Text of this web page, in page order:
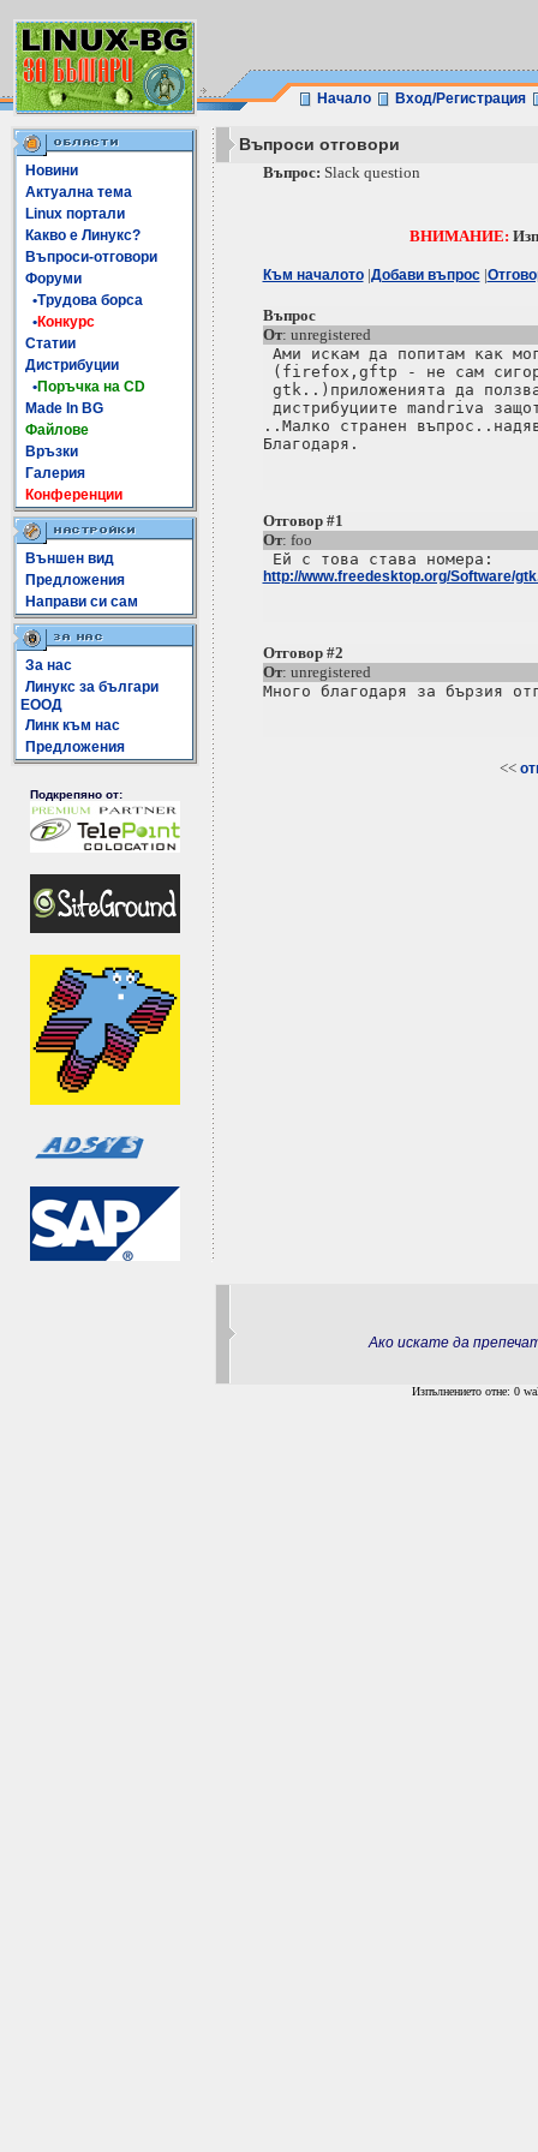
Начало Вход/Регистрация
Новини
Актуална тема
Linux портали
Какво е Линукс?
Въпроси-отговори
Форуми
•Трудова борса
•Конкурс
Статии
Дистрибуции
•Поръчка на CD
Made In BG
Файлове
Връзки
Галерия
Конференции
Външен вид
Предложения
Направи си сам
За нас
Линукс за българи
ЕООД
Линк към нас
Предложения
Подкрепяно от:
Въпроси отговори
Въпрос: Slack question
ВНИМАНИЕ:
Към началото|Добави въпрос|
Въпрос
От: unregistered
Ами искам да попитам как
(firefox,gftp - не сам
gtk..)приложенията да
дистрибуциите mandriva
..Малко странен
Отговор #1
От: foo
http://www.freedesktop.org/Software/
Отговор #2
От: unregistered
<<
Ако искате да
Изпълнението отне: 0